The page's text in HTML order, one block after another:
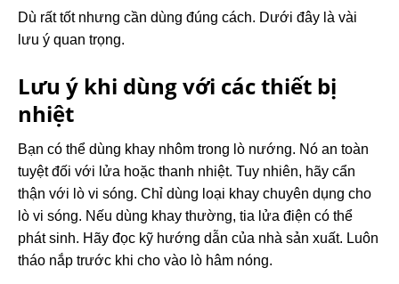
Dù rất tốt nhưng cần dùng đúng cách. Dưới đây là vài
lưu ý quan trọng.
Lưu ý khi dùng với các thiết bị
nhiệt
Bạn có thể dùng khay nhôm trong lò nướng. Nó an toàn
tuyệt đối với lửa hoặc thanh nhiệt. Tuy nhiên, hãy cẩn
thận với lò vi sóng. Chỉ dùng loại khay chuyên dụng cho
lò vi sóng. Nếu dùng khay thường, tia lửa điện có thể
phát sinh. Hãy đọc kỹ hướng dẫn của nhà sản xuất. Luôn
tháo nắp trước khi cho vào lò hâm nóng.